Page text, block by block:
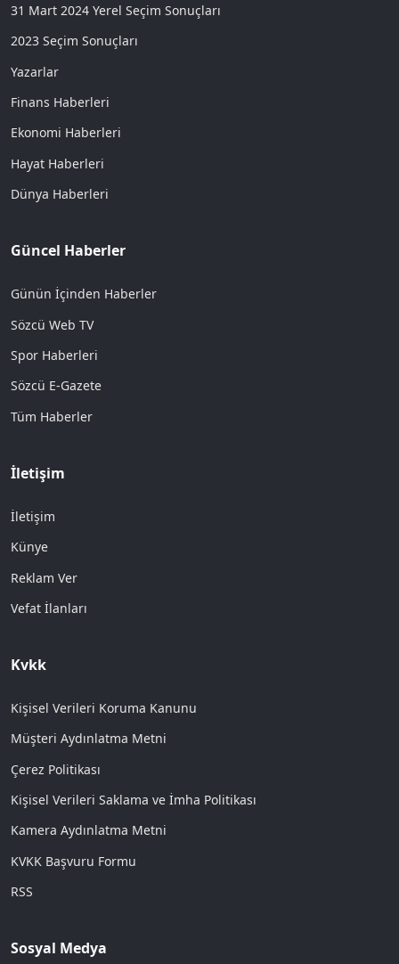
31 Mart 2024 Yerel Seçim Sonuçları
2023 Seçim Sonuçları
Yazarlar
Finans Haberleri
Ekonomi Haberleri
Hayat Haberleri
Dünya Haberleri
Güncel Haberler
Günün İçinden Haberler
Sözcü Web TV
Spor Haberleri
Sözcü E-Gazete
Tüm Haberler
İletişim
İletişim
Künye
Reklam Ver
Vefat İlanları
Kvkk
Kişisel Verileri Koruma Kanunu
Müşteri Aydınlatma Metni
Çerez Politikası
Kişisel Verileri Saklama ve İmha Politikası
Kamera Aydınlatma Metni
KVKK Başvuru Formu
RSS
Sosyal Medya